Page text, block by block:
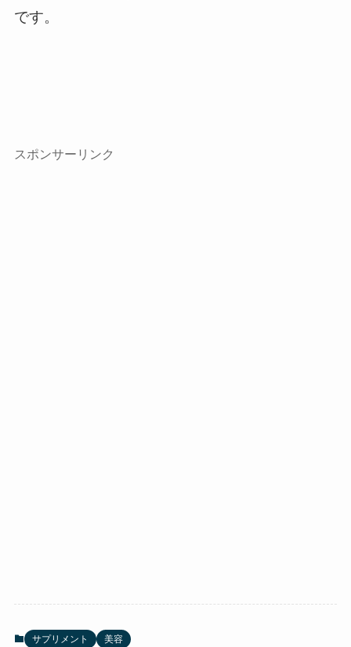
です。
スポンサーリンク
サプリメント
美容